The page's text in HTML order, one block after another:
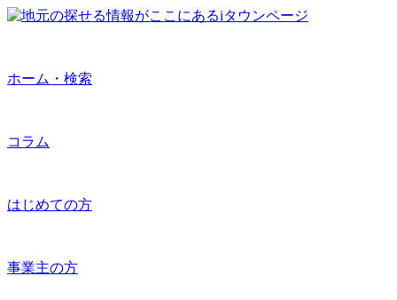
ホーム・検索
コラム
はじめての方
事業主の方